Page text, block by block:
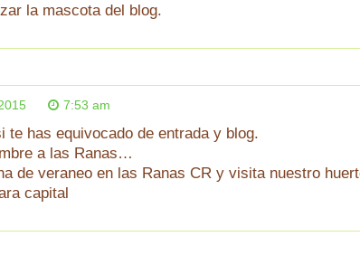
la mascota del blog.
7:53 am
te has equivocado de entrada y blog.
a las Ranas…
de veraneo en las Ranas CR y visita nuestro
capital